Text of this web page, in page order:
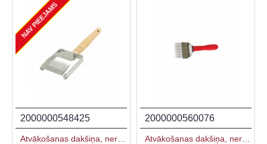
NAV PIEEJAMS
2000000548425 2000000560076